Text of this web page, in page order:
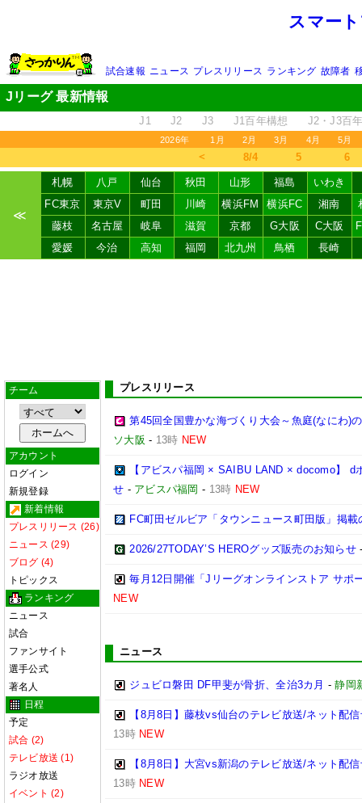
スマー
試合速報 ニュース プレスリリース ランキング 故障者
Jリーグ 最新情報
J1 J2 J3 J1百年構想 J2・J3百
2026年 1月 2月 3月 4月 5月
＜ 8/4 5 6
≪
札幌 八戸 仙台 秋田 山形 福島
いわき
FC東京
東京V 町田 川崎 横浜FM 横浜FC 湘南
藤枝
名古屋 岐阜 滋賀 京都 G大阪 C大阪
愛媛
今治 高知 福岡 北九州 鳥栖 長崎
チーム
アカウント
ログイン
新規登録
新着情報
プレスリリース (26)
ニュース (29)
ブログ (4)
トピックス
ランキング
ニュース
試合
ファンサイト
選手公式
著名人
日程
予定
試合 (2)
テレビ放送 (1)
ラジオ放送
イベント (2)
プレスリリース
第45回全国豊かな海づくり大会～魚庭(なにわ)
ソ大阪 - 13時 NEW
【アビスパ福岡 × SAIBU LAND × docomo】
せ - アビスパ福岡 - 13時 NEW
FC町田ゼルビア「タウンニュース町田版」掲載
2026/27TODAY’S HEROグッズ販売のお知らせ
毎月12日開催「Jリーグオンラインストア サポ
NEW
ニュース
ジュビロ磐田 DF甲斐が骨折、全治3カ月 -静岡
【8月8日】藤枝vs仙台のテレビ放送/ネット配
13時 NEW
【8月8日】大宮vs新潟のテレビ放送/ネット配
13時 NEW